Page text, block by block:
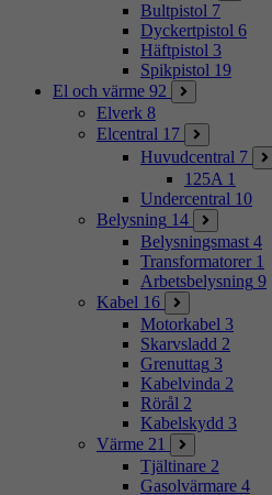
Bultpistol 7
Dyckertpistol 6
Häftpistol 3
Spikpistol 19
El och värme 92
Elverk 8
Elcentral 17
Huvudcentral 7
125A 1
Undercentral 10
Belysning 14
Belysningsmast 4
Transformatorer 1
Arbetsbelysning 9
Kabel 16
Motorkabel 3
Skarvsladd 2
Grenuttag 3
Kabelvinda 2
Rörål 2
Kabelskydd 3
Värme 21
Tjältinare 2
Gasolvärmare 4